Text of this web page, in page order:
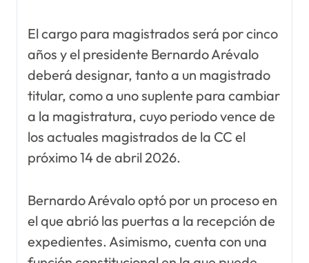
El cargo para magistrados será por cinco
años y el presidente Bernardo Arévalo
deberá designar, tanto a un magistrado
titular, como a uno suplente para cambiar
a la magistratura, cuyo periodo vence de
los actuales magistrados de la CC el
próximo 14 de abril 2026.
Bernardo Arévalo optó por un proceso en
el que abrió las puertas a la recepción de
expedientes. Asimismo, cuenta con una